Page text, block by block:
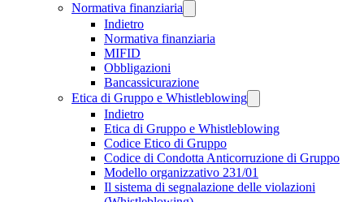
Normativa finanziaria
Indietro
Normativa finanziaria
MIFID
Obbligazioni
Bancassicurazione
Etica di Gruppo e Whistleblowing
Indietro
Etica di Gruppo e Whistleblowing
Codice Etico di Gruppo
Codice di Condotta Anticorruzione di Gruppo
Modello organizzativo 231/01
Il sistema di segnalazione delle violazioni